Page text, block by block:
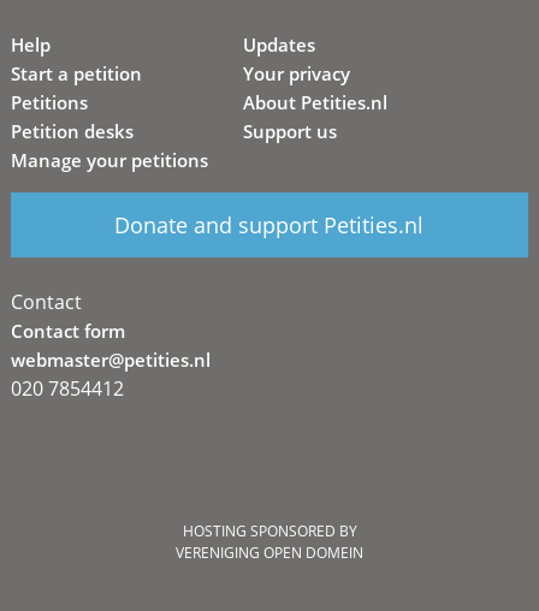
Help
Start a petition
Petitions
Petition desks
Manage your petitions
Updates
Your privacy
About Petities.nl
Support us
Donate and support Petities.nl
Contact
Contact form
webmaster@petities.nl
020 7854412
HOSTING SPONSORED BY
VERENIGING OPEN DOMEIN